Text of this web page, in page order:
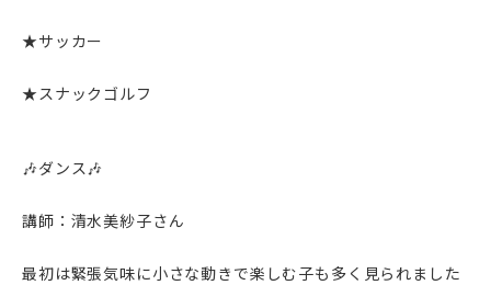
★サッカー
★スナックゴルフ
🎶ダンス🎶
講師：清水美紗子さん
最初は緊張気味に小さな動きで楽しむ子も多く見られました